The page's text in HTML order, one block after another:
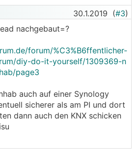
30.1.2019 (#3)
nachgebaut=?
forum/%C3%B6ffentlicher-
diy-do-it-yourself/1309369-n
page3
auch auf einer Synology
sicherer als am PI und dort
dann auch den KNX schicken